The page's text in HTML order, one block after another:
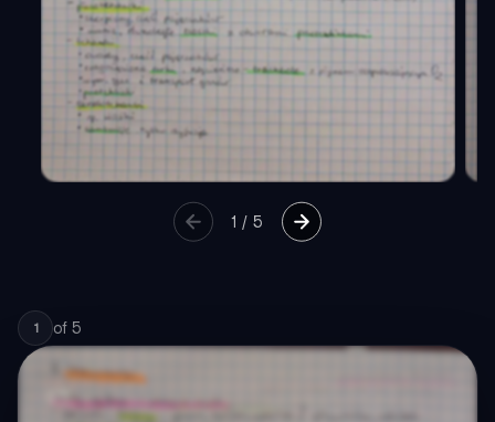
1 /5
1 of 5